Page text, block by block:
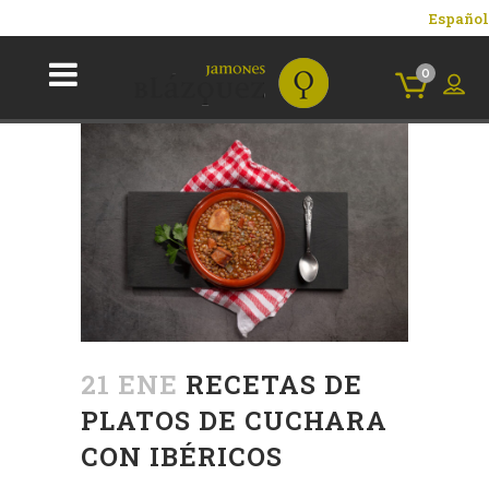
Español
0
21 ENE RECETAS DE
PLATOS DE CUCHARA
CON IBÉRICOS